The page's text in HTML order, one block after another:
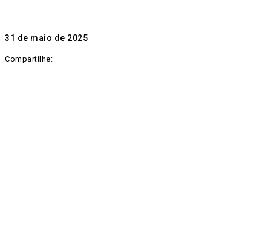
31 de maio de 2025
Compartilhe: